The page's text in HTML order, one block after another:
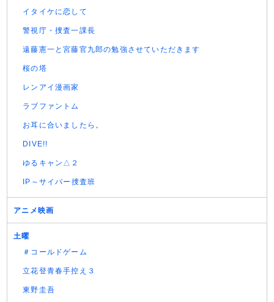
イタイケに恋して
警視庁・捜査一課長
遠藤憲一と宮藤官九郎の勉強させていただきます
桜の塔
レンアイ漫画家
ラブファントム
お耳に合いましたら。
DIVE!!
ゆるキャン△２
IP～サイバー捜査班
アニメ映画
土曜
＃コールドゲーム
立花登青春手控え３
東野圭吾